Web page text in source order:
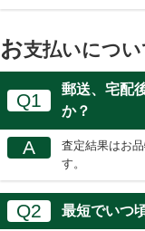
お支払いについ
Q1
郵送、宅配
か？
A
査定結果はお
す。
Q2 最短でいつ